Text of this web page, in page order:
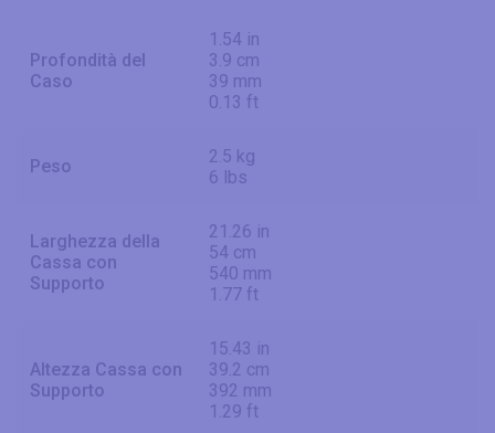
Profondità del
Caso
1.54 in
3.9 cm
39 mm
0.13 ft
Peso
2.5 kg
6 lbs
Larghezza della
Cassa con
Supporto
21.26 in
54 cm
540 mm
1.77 ft
Altezza Cassa con
Supporto
15.43 in
39.2 cm
392 mm
1.29 ft